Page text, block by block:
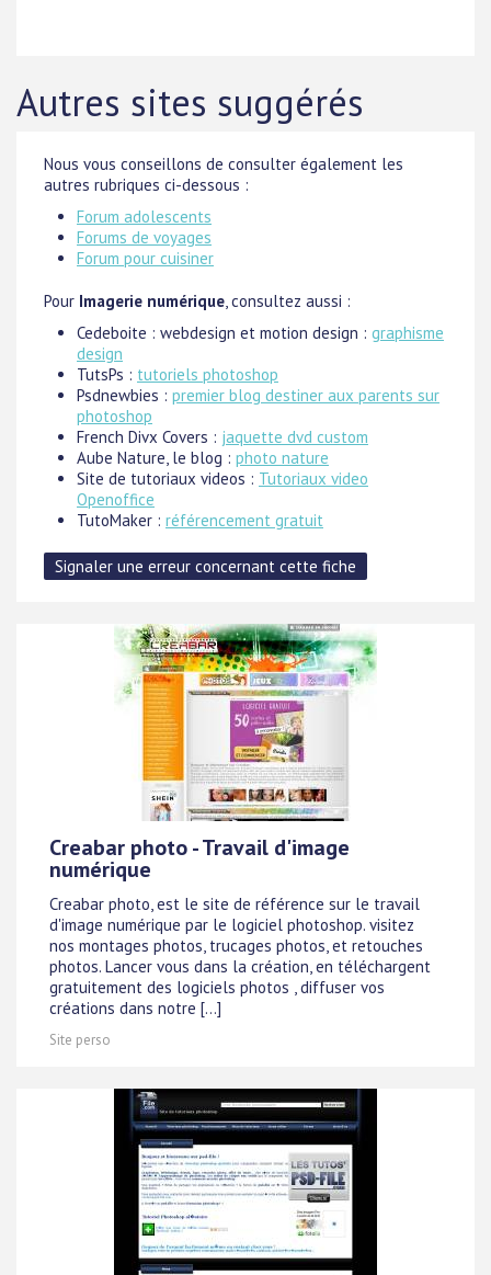
Autres sites suggérés
Nous vous conseillons de consulter également les
autres rubriques ci-dessous :
Forum adolescents
Forums de voyages
Forum pour cuisiner
Pour Imagerie numérique, consultez aussi :
Cedeboite : webdesign et motion design : graphisme
design
TutsPs : tutoriels photoshop
Psdnewbies : premier blog destiner aux parents sur
photoshop
French Divx Covers : jaquette dvd custom
Aube Nature, le blog : photo nature
Site de tutoriaux videos : Tutoriaux video
Openoffice
TutoMaker : référencement gratuit
Creabar photo - Travail d'image
numérique
Creabar photo, est le site de référence sur le travail
d'image numérique par le logiciel photoshop. visitez
nos montages photos, trucages photos, et retouches
photos. Lancer vous dans la création, en téléchargent
gratuitement des logiciels photos , diffuser vos
créations dans notre [...]
Site perso